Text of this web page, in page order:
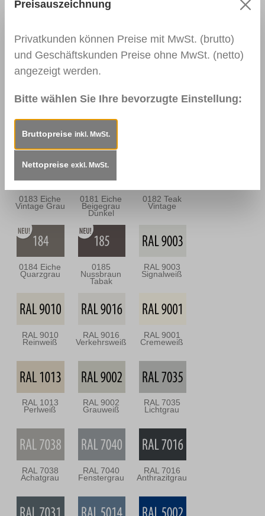
Nussbaum
Antik
Nussbraun
Palisander
Dunkel
Mahagoni Hell
0163
Mahagoni
0157
Mooreiche
0183 Eiche
Vintage Grau
0181 Eiche
Beigegrau
Dunkel
0182 Teak
Vintage
0184 Eiche
Quarzgrau
0185
Nussbraun
Tabak
RAL 9003
Signalweiß
RAL 9010
Reinweiß
RAL 9016
Verkehrsweiß
RAL 9001
Cremeweiß
RAL 1013
Perlweiß
RAL 9002
Grauweiß
RAL 7035
Lichtgrau
RAL 7038
Achatgrau
RAL 7040
Fenstergrau
RAL 7016
Anthrazitgrau
Preisauszeichnung
Privatkunden können Preise mit MwSt. (brutto)
und Geschäftskunden Preise ohne MwSt. (netto)
angezeigt werden.
Bitte wählen Sie Ihre bevorzugte Einstellung:
Bruttopreise inkl. MwSt.
Nettopreise exkl. MwSt.